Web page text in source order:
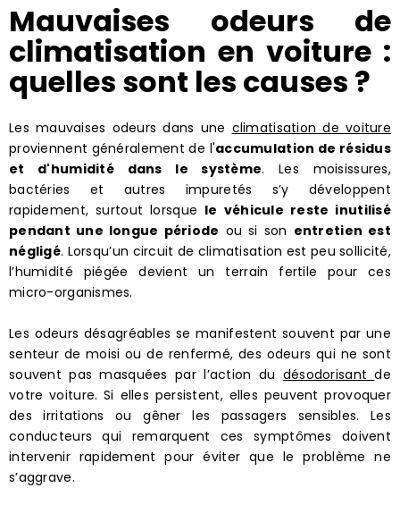
Mauvaises odeurs de
climatisation en voiture :
quelles sont les causes ?
Les mauvaises odeurs dans une climatisation de voiture
proviennent généralement de l'accumulation de résidus
et d'humidité dans le système. Les moisissures,
bactéries et autres impuretés s’y développent
rapidement, surtout lorsque le véhicule reste inutilisé
pendant une longue période ou si son entretien est
négligé. Lorsqu’un circuit de climatisation est peu sollicité,
l’humidité piégée devient un terrain fertile pour ces
micro-organismes.
Les odeurs désagréables se manifestent souvent par une
senteur de moisi ou de renfermé, des odeurs qui ne sont
souvent pas masquées par l’action du désodorisantde
votre voiture. Si elles persistent, elles peuvent provoquer
des irritations ou gêner les passagers sensibles. Les
conducteurs qui remarquent ces symptômes doivent
intervenir rapidement pour éviter que le problème ne
s’aggrave.